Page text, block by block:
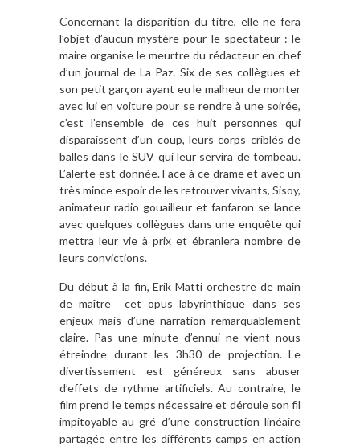
Concernant la disparition du titre, elle ne fera
l’objet d’aucun mystère pour le spectateur : le
maire organise le meurtre du rédacteur en chef
d’un journal de La Paz. Six de ses collègues et
son petit garçon ayant eu le malheur de monter
avec lui en voiture pour se rendre à une soirée,
c’est l’ensemble de ces huit personnes qui
disparaissent d’un coup, leurs corps criblés de
balles dans le SUV qui leur servira de tombeau.
L’alerte est donnée. Face à ce drame et avec un
très mince espoir de les retrouver vivants, Sisoy,
animateur radio gouailleur et fanfaron se lance
avec quelques collègues dans une enquête qui
mettra leur vie à prix et ébranlera nombre de
leurs convictions.
Du début à la fin, Erik Matti orchestre de main
de maître cet opus labyrinthique dans ses
enjeux mais d’une narration remarquablement
claire. Pas une minute d’ennui ne vient nous
étreindre durant les 3h30 de projection. Le
divertissement est généreux sans abuser
d’effets de rythme artificiels. Au contraire, le
film prend le temps nécessaire et déroule son fil
impitoyable au gré d’une construction linéaire
partagée entre les différents camps en action